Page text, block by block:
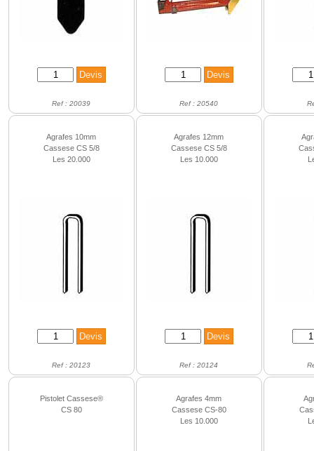
Ref : 20039 Ref : 20540
Agrafes 10mm
Cassese CS 5/8
Les 20.000
Ref : 20123
Agrafes 12mm
Cassese CS 5/8
Les 10.000
Ref : 20124
Pistolet Cassese®
CS 80
Agrafes 4mm
Cassese CS-80
Les 10.000